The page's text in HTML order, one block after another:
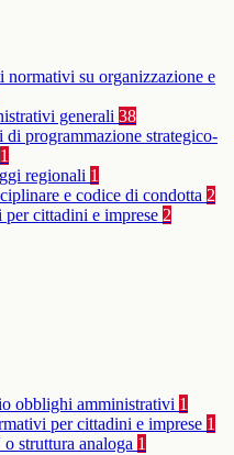
normativi su organizzazione e
generali 38
di programmazione strategico-
1
regionali 1
e codice di condotta 2
cittadini e imprese 2
obblighi amministrativi 1
per cittadini e imprese 1
struttura analoga 1